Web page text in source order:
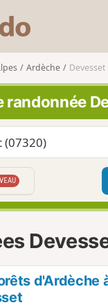
s
o
r
n
d
o
Ardèche Devesset
randonnée
d'Ardèche